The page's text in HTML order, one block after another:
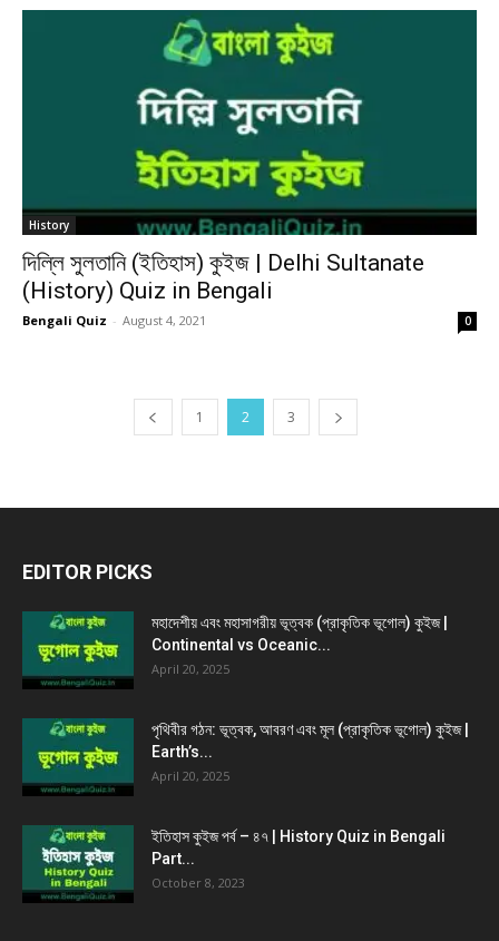
History
দিল্লি সুলতানি (ইতিহাস) কুইজ | Delhi Sultanate
(History) Quiz in Bengali
Bengali Quiz - August 4, 2021 0
1 2 3
EDITOR PICKS
মহাদেশীয় এবং মহাসাগরীয় ভূত্বক (প্রাকৃতিক ভূগোল) কুইজ |
Continental vs Oceanic...
April 20, 2025
পৃথিবীর গঠন: ভূত্বক, আবরণ এবং মূল (প্রাকৃতিক ভূগোল) কুইজ |
Earth’s...
April 20, 2025
ইতিহাস কুইজ পর্ব – ৪৭ | History Quiz in Bengali
Part...
October 8, 2023